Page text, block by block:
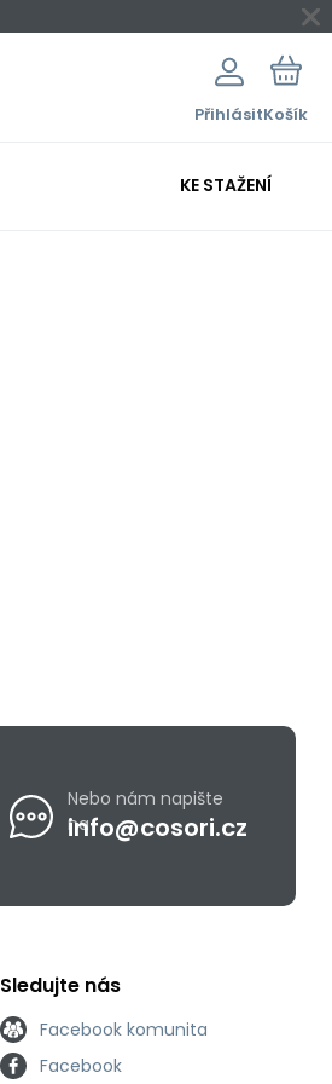
PřihlásitKošík
KE STAŽENÍ
Nebo nám napište
na
info@cosori.cz
Sledujte nás
Facebook komunita
Facebook